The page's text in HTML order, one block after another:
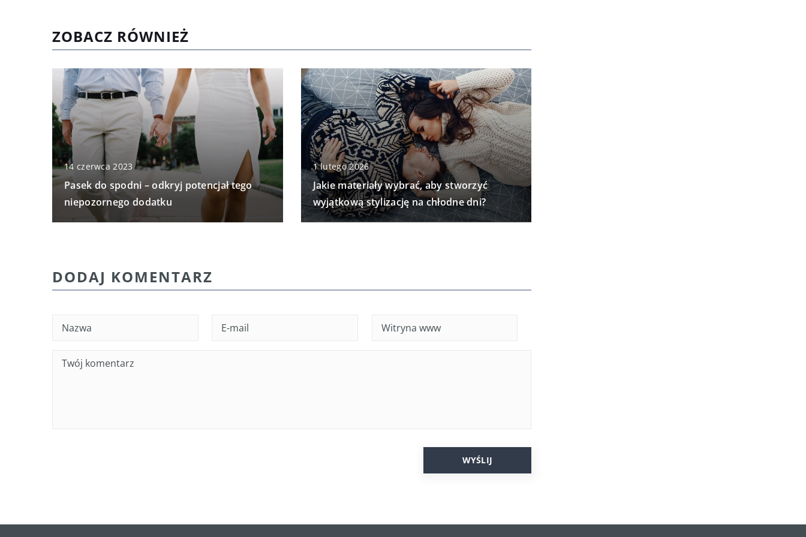
ZOBACZ RÓWNIEŻ
14 czerwca 2023
Pasek do spodni – odkryj potencjał tego
niepozornego dodatku
1 lutego 2026
Jakie materiały wybrać, aby stworzyć
wyjątkową stylizację na chłodne dni?
DODAJ KOMENTARZ